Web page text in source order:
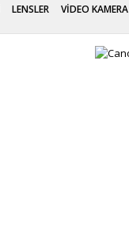
LENSLER VİDEO KAMERA